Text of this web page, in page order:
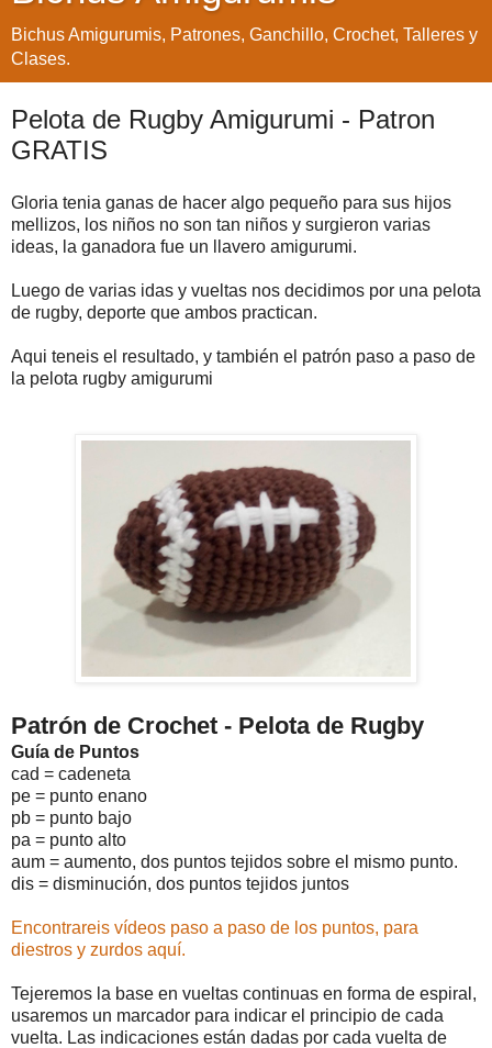
Bichus Amigurumis, Patrones, Ganchillo, Crochet, Talleres y
Clases.
Pelota de Rugby Amigurumi - Patron
GRATIS
Gloria tenia ganas de hacer algo pequeño para sus hijos
mellizos, los niños no son tan niños y surgieron varias
ideas, la ganadora fue un llavero amigurumi.
Luego de varias idas y vueltas nos decidimos por una pelota
de rugby, deporte que ambos practican.
Aqui teneis el resultado, y también el patrón paso a paso de
la pelota rugby amigurumi
Patrón de Crochet - Pelota de Rugby
Guía de Puntos
cad = cadeneta
pe = punto enano
pb = punto bajo
pa = punto alto
aum = aumento, dos puntos tejidos sobre el mismo punto.
dis = disminución, dos puntos tejidos juntos
Encontrareis vídeos paso a paso de los puntos, para
diestros y zurdos aquí.
Tejeremos la base en vueltas continuas en forma de espiral,
usaremos un marcador para indicar el principio de cada
vuelta. Las indicaciones están dadas por cada vuelta de